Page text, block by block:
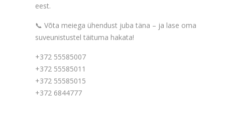
eest.
📞 Võta meiega ühendust juba täna – ja lase oma
suveunistustel täituma hakata!
+372 55585007
+372 55585011
+372 55585015
+372 6844777